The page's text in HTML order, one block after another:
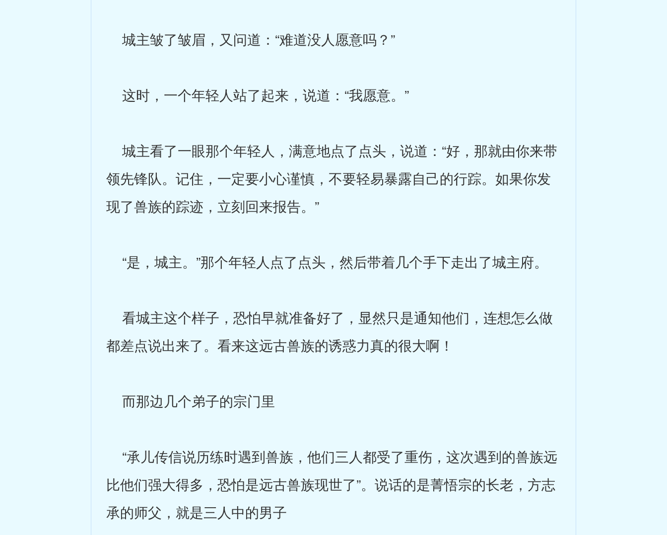
城主皱了皱眉，又问道：“难道没人愿意吗？”
这时，一个年轻人站了起来，说道：“我愿意。”
城主看了一眼那个年轻人，满意地点了点头，说道：“好，那就由你来带
领先锋队。记住，一定要小心谨慎，不要轻易暴露自己的行踪。如果你发
现了兽族的踪迹，立刻回来报告。”
“是，城主。”那个年轻人点了点头，然后带着几个手下走出了城主府。
看城主这个样子，恐怕早就准备好了，显然只是通知他们，连想怎么做
都差点说出来了。看来这远古兽族的诱惑力真的很大啊！
而那边几个弟子的宗门里
“承儿传信说历练时遇到兽族，他们三人都受了重伤，这次遇到的兽族远
比他们强大得多，恐怕是远古兽族现世了”。说话的是菁悟宗的长老，方志
承的师父，就是三人中的男子